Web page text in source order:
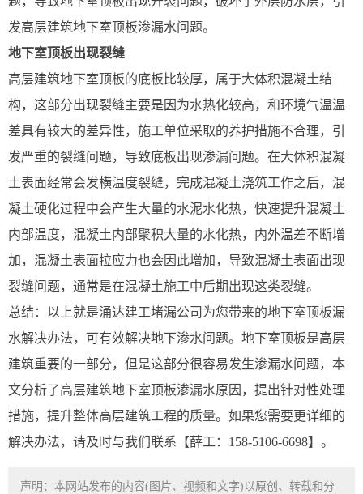
发高层建筑地下室顶板渗漏水问题。
地下室顶板出现裂缝
高层建筑地下室顶板的底板比较厚，属于大体积混凝土结
构，这部分出现裂缝主要是因为水热化较高，和环境气温温
差具有较大的差异性，施工单位采取的养护措施不合理，引
发严重的裂缝问题，导致底板出现渗漏问题。在大体积混凝
土表面经常会发横温度裂缝，完成混凝土浇筑工作之后，混
凝土硬化过程中会产生大量的水泥水化热，快速提升混凝土
内部温度，混凝土内部聚积大量的水化热，内外温差不断增
加，混凝土表面拉应力也会因此增加，导致混凝土表面出现
裂缝问题，通常是在混凝土施工中后期出现这类裂缝。
总结：以上就是涌达建工堵漏公司为您带来的地下室顶板漏
水解决办法，可有效解决地下渗水问题。地下室顶板是高层
建筑重要的一部分，但是这部分很容易发生渗漏水问题，本
文分析了高层建筑地下室顶板渗漏水原因，提出针对性处理
措施，提升整体高层建筑工程的质量。如果您需要更详细的
解决办法，请及时与我们联系【薛工：158-5106-6698】。
声明：本网站发布的内容(图片、视频和文字)以原创、转载和分